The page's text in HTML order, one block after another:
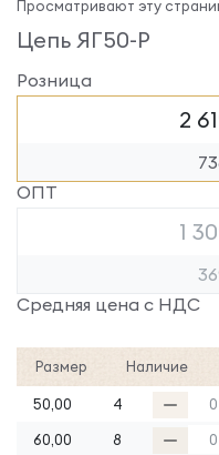
Просматривают эту
Цепь ЯГ50-Р
Розница
2
ОПТ
1
Средняя цена с НДС
Размер Наличие
50,00 4
60,00
8